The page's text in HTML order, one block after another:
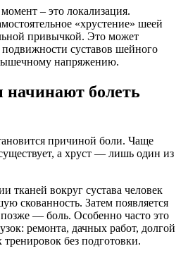
– это локализация.
«хрустение» шеей
привычкой. Это может
суставов шейного
напряжению.
начинают болеть
причиной боли. Чаще
а хруст — лишь один из
тканей вокруг сустава человек
скованность. Затем появляется
— боль. Особенно часто это
ремонта, дачных работ, долгой
без подготовки.